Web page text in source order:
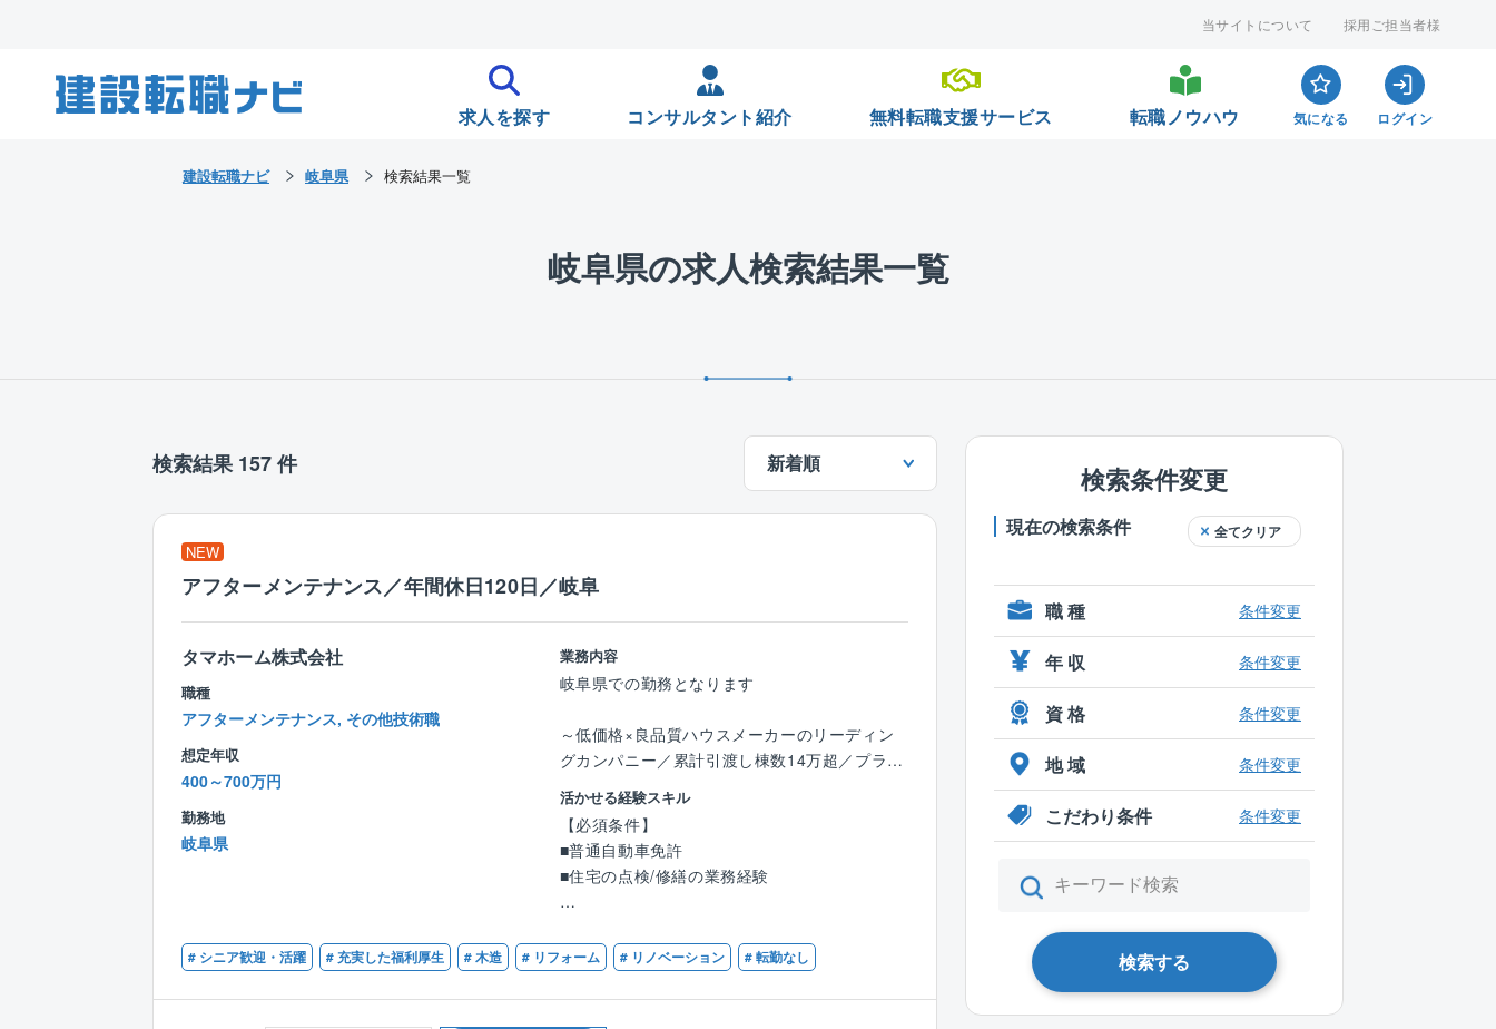
当サイトについて 採用ご担当者様
求人を探す コンサルタント紹介 無料転職支援サービス 転職ノウハウ 気になる ログイン
岐阜県の求人検索結果一覧
検索結果 157 件 新着順
NEW
アフターメンテナンス／年間休日120日／岐阜
タマホーム株式会社
職種
アフターメンテナンス, その他技術職
想定年収
400～700万円
勤務地
岐阜県
業務内容
岐阜県での勤務となります
～低価格×良品質ハウスメーカーのリーディン
グカンパニー／累計引渡し棟数14万超／プライ
ム上場／残業月10~20h程度／充実の福利厚生
◎～
【業務内容】
同社で建築されたお施主様に対してのアフター
サポートとして、点検業務を行っていただきま
す。
■定期点検（新築引渡後1年、2年、5年、10
活かせる経験スキル
【必須条件】
■普通自動車免許
■住宅の点検/修繕の業務経験
■１級建築施工管理技士または一級建築士の資
格をお持ちの方
■２級建築施工管理技士や、二級建築士の資格
# シニア歓迎・活躍 # 充実した福利厚生 # 木造 # リフォーム # リノベーション # 転勤なし
検索条件変更
現在の検索条件 全てクリア
職 種 条件変更
年 収 条件変更
資 格 条件変更
地 域 条件変更
こだわり条件 条件変更
検索する
建設転職ナビ 岐阜県 検索結果一覧